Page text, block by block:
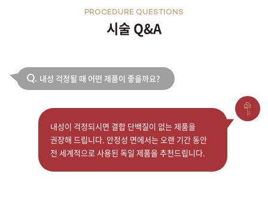
시술 Q&A
PROCEDURE QUESTIONS
Q. 내성 걱정될 때 어떤 제품이 좋을까요?
내성이 걱정되시면 결합 단백질이 없는 제품을
권장해 드립니다. 안정성 면에서는 오랜 기간 동안
전 세계적으로 사용된 독일 제품을 추천드립니다.